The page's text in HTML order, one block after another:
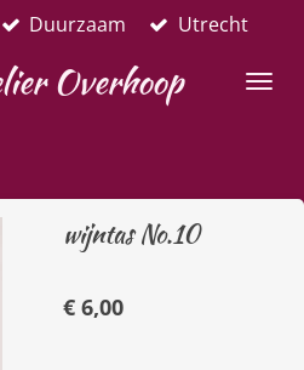
Overhoop
Duurzaam Utrecht
wijntas No.10
€ 6,00